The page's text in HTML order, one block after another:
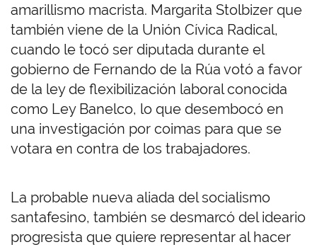
amarillismo macrista. Margarita Stolbizer que
también viene de la Unión Cívica Radical,
cuando le tocó ser diputada durante el
gobierno de Fernando de la Rúa votó a favor
de la ley de flexibilización laboral conocida
como Ley Banelco, lo que desembocó en
una investigación por coimas para que se
votara en contra de los trabajadores.
La probable nueva aliada del socialismo
santafesino, también se desmarcó del ideario
progresista que quiere representar al hacer